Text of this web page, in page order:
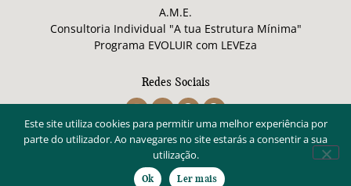
A.M.E.
Consultoria Individual "A tua Estrutura Mínima"
Programa EVOLUIR com LEVEza
Redes Sociais
© 2026 Cláudia Ganhão
Webdesign por LeiriDigital
Este site utiliza cookies para permitir uma melhor experiência por
parte do utilizador. Ao navegares no site estarás a consentir a sua
utilização.
Ok Ler mais